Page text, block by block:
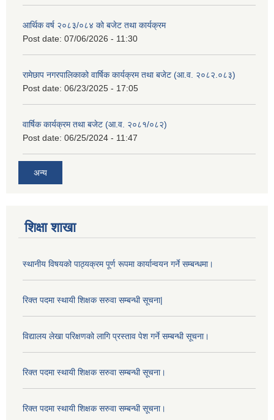
आर्थिक वर्ष २०८३/०८४ को बजेट तथा कार्यक्रम
Post date: 07/06/2026 - 11:30
रामेछाप नगरपालिकाको वार्षिक कार्यक्रम तथा बजेट (आ.व. २०८२.०८३)
Post date: 06/23/2025 - 17:05
वार्षिक कार्यक्रम तथा बजेट (आ.व. २०८१/०८२)
Post date: 06/25/2024 - 11:47
अन्य
शिक्षा शाखा
स्थानीय विषयको पाठ्यक्रम पूर्ण रूपमा कार्यान्वयन गर्ने सम्बन्धमा।
रिक्त पदमा स्थायी शिक्षक सरुवा सम्बन्धी सूचना|
विद्यालय लेखा परिक्षणको लागि प्रस्ताव पेश गर्ने सम्बन्धी सूचना।
रिक्त पदमा स्थायी शिक्षक सरुवा सम्बन्धी सूचना।
रिक्त पदमा स्थायी शिक्षक सरुवा सम्बन्धी सूचना।